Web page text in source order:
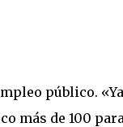
público.
más de 100